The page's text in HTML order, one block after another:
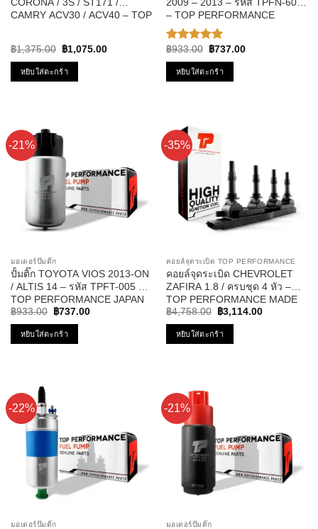
CAMRY ACV30 / ACV40 – TOP
฿1,375.00
Original
was:
฿1,375.00.
฿1,075.00Current
หยิบใส่ตะกร้า
– TOP PERFORMANCE
JAPAN
ให้คะแนน
5.00ตั้งแต่
1-5
คะแนน
฿933.00
Original
was:
฿933.00.
฿737.00Current
หยิบใส่ตะกร้า
-21%
มอเตอร์ปั๊มติ๊ก
ปั้มติ๊ก TOYOTA VIOS 2013-ON
/ ALTIS 14 – รหัส TPFT-005 –
TOP PERFORMANCE JAPAN
฿933.00
Original
was:
฿933.00.
฿737.00Current
หยิบใส่ตะกร้า
-35%
คอยล์จุดระเบิด TOP PERFORMANCE
คอยล์จุดระเบิด CHEVROLET
ZAFIRA 1.8 / ครบชุด 4 หัว –
TOP PERFORMANCE MADE
IN JAPAN – TPCC-213 – คอยล์
หัวเทียน ซาฟิร่า
฿4,758.00
Original
was:
฿4,758.00.
฿3,114.00Current
หยิบใส่ตะกร้า
-22%
มอเตอร์ปั๊มติ๊ก
-21%
มอเตอร์ปั๊มติ๊ก